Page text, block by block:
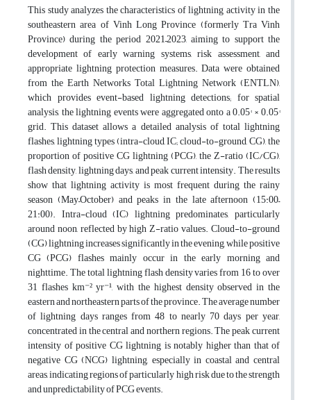
This study analyzes the characteristics of lightning activity in the
southeastern area of Vinh Long Province (formerly Tra Vinh
Province) during the period 2021–2023, aiming to support the
development of early warning systems, risk assessment, and
appropriate lightning protection measures. Data were obtained
from the Earth Networks Total Lightning Network (ENTLN),
which provides event-based lightning detections; for spatial
analysis, the lightning events were aggregated onto a 0.05° × 0.05°
grid. This dataset allows a detailed analysis of total lightning
flashes, lightning types (intra-cloud, IC; cloud-to-ground, CG), the
proportion of positive CG lightning (PCG), the Z-ratio (IC/CG),
flash density, lightning days, and peak current intensity. The results
show that lightning activity is most frequent during the rainy
season (May–October) and peaks in the late afternoon (15:00–
21:00). Intra-cloud (IC) lightning predominates, particularly
around noon, reflected by high Z-ratio values. Cloud-to-ground
(CG) lightning increases significantly in the evening, while positive
CG (PCG) flashes mainly occur in the early morning and
nighttime. The total lightning flash density varies from 16 to over
31 flashes km⁻² yr⁻¹, with the highest density observed in the
eastern and northeastern parts of the province. The average number
of lightning days ranges from 48 to nearly 70 days per year,
concentrated in the central and northern regions. The peak current
intensity of positive CG lightning is notably higher than that of
negative CG (NCG) lightning, especially in coastal and central
areas, indicating regions of particularly high risk due to the strength
and unpredictability of PCG events.